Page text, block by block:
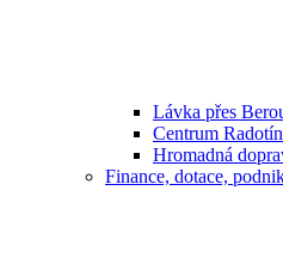
Lávka přes
Centrum Radotín
Hromadná
Finance, dotace,